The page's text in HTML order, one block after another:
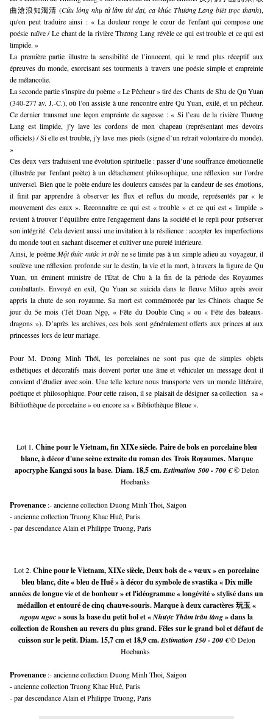
曲滄浪知濁清 (Cửu lòng nhụ tử lâm thi dại, ca khúc Thương Lang biết trọc thanh),
qu'on peut traduire ainsi : « La douleur ronge le cœur de l'enfant qui compose une
poésie naïve / Le chant de la rivière Thương Lang révèle ce qui est trouble et ce qui est
limpide. »
La première partie illustre la sensibilité de l’innocent, qui le rend plus réceptif aux
épreuves du monde, exorcisant ses tourments à travers une poésie simple et empreinte
de mélancolie.
La seconde partie s'inspire du poème « Le Pêcheur » tiré des Chants de Shu de Qu Yuan
(340-277 av. J.-C.), où l’on assiste à une rencontre entre Qu Yuan, exilé, et un pêcheur.
Ce dernier transmet une leçon empreinte de sagesse : « Si l’eau de la rivière Thương
Lang est limpide, j’y lave les cordons de mon chapeau (représentant mes devoirs
officiels) / Si elle est trouble, j’y lave mes pieds (signe d’un retrait volontaire du monde).
»
Ces deux vers traduisent une évolution spirituelle : passer d’une souffrance émotionnelle
(illustrée par l'enfant poète) à un détachement philosophique, une réflexion sur l’ordre
universel. Bien que le poète endure les douleurs causées par la candeur de ses émotions,
il finit par apprendre à observer les flux et reflux du monde, représentés par « le
mouvement des eaux ». Reconnaître ce qui est « trouble » et ce qui est « limpide »
revient à trouver l’équilibre entre l'engagement dans la société et le repli pour préserver
son intégrité. Cela devient aussi une invitation à la résilience : accepter les imperfections
du monde tout en sachant discerner et cultiver une pureté intérieure.
Ainsi, le poèmeMột thức nước in trờine se limite pas à un simple adieu au voyageur, il
soulève une réflexion profonde sur le destin, la vie et la mort, à travers la figure de Qu
Yuan, un éminent ministre de l'État de Chu à la fin de la période des Royaumes
combattants. Envoyé en exil, Qu Yuan se suicida dans le fleuve Miluo après avoir
appris la chute de son royaume. Sa mort est commémorée par les Chinois chaque 5e
jour du 5e mois (Tết Đoan Ngọ, « Fête du Double Cinq » ou « Fête des bateaux-
dragons »).D’après les archives, ces bols sont généralement offerts aux princes at aux
princesses lors de leur mariage.
Pour M. Dương Minh Thới, les porcelaines ne sont pas que de simples objets
esthétiques et décoratifs mais doivent porter une âme et véhiculer un message dont il
convient d’étudier avec soin. Une telle lecture nous transporte vers un monde littéraire,
poétique et philosophique. Pour cette raison, il se plaisait de désigner sa collection sa «
Bibliothèque de porcelaine » ou encore sa « Bibliothèque Bleue ».
Lot 1. Chine pour le Vietnam, fin XIXe siècle. Paire de bols en porcelaine bleu
blanc, à décor d'une scène extraite du roman des Trois Royaumes. Marque
apocryphe Kangxi sous la base. Diam. 18,5 cm.Estimation 500 - 700 €©Delon
Hoebanks
Provenance :- ancienne collection Duong Minh Thoi, Saigon
- ancienne collection Truong Khac Huê, Paris
- par descendance Alain et Philippe Truong, Paris
Lot 2. Chine pour le Vietnam, XIXe siècle, Deux bols de « vœux » en porcelaine
bleu blanc, dite « bleu de Huế » à décor du symbole de svastika « Dix mille
années de longue vie et de bonheur » et l'idéogramme « longévité » stylisé dans un
médaillon et entouré de cinq chauve-souris. Marque à deux caractères 玩玉 «
ngoạn ngoc» sous la base du petit bol et «Nhược Thâm trân tàng» dans la
collection de Roushen au revers du plus grand. Fêles sur le grand bol et défaut de
cuisson sur le petit. Diam. 15,7 cm et 18,9 cm.Estimation 150 - 200 € © Delon
Hoebanks
Provenance :- ancienne collection Duong Minh Thoi, Saigon
- ancienne collection Truong Khac Huê, Paris
- par descendance Alain et Philippe Truong, Paris